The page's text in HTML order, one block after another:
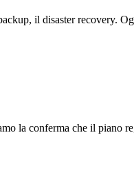
il disaster recovery.
la conferma che il piano